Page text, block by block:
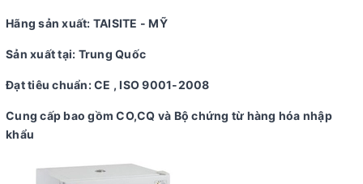
Hãng sản xuất: TAISITE - MỸ
Sản xuất tại: Trung Quốc
Đạt tiêu chuẩn: CE , ISO 9001-2008
Cung cấp bao gồm CO,CQ và Bộ chứng từ hàng hóa nhập
khẩu